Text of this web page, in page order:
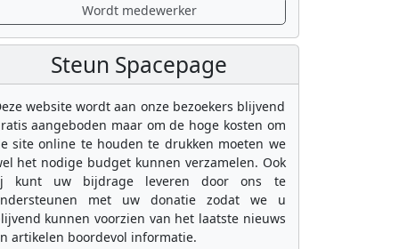
Wordt medewerker
Steun Spacepage
website wordt aan onze bezoekers blijvend
aangeboden maar om de hoge kosten om
site online te houden te drukken moeten we
het nodige budget kunnen verzamelen. Ook
kunt uw bijdrage leveren door ons te
met uw donatie zodat we u
kunnen voorzien van het laatste nieuws
artikelen boordevol informatie.